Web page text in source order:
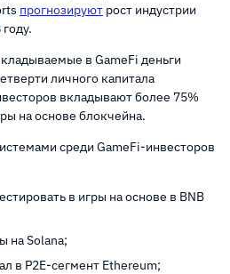
прогнозируют рост индустрии
в GameFi деньги
личного капитала
вкладывают более 75%
на основе блокчейна.
среди GameFi-инвесторов
в игры на основе в BNB
на Solana;
в P2E-сегмент Ethereum;